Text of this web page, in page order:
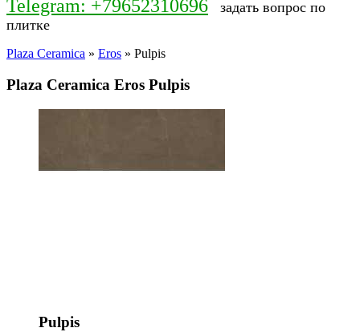
Telegram: +79652310696
задать вопрос по
плитке
Plaza Ceramica » Eros » Pulpis
Plaza Ceramica Eros Pulpis
Pulpis